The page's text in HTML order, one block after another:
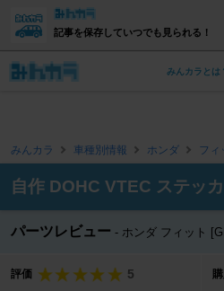
記事を保存していつでも見られる！
みんカラとは
みんカラ 車種別情報 ホンダ フィ
自作 DOHC VTEC ステッ
パーツレビュー ホンダ フィット
評価 5